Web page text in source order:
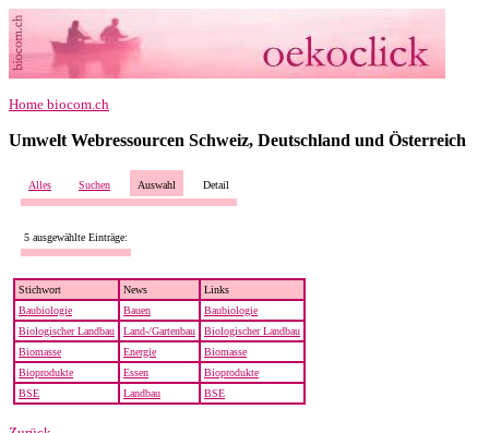
Home biocom.ch
Umwelt Webressourcen Schweiz, Deutschland und Österreich
Alles Suchen Auswahl Detail
5 ausgewählte Einträge:
Stichwort News
Links
Baubiologie
Bauen
Baubiologie
Biologischer Landbau
Land-/Gartenbau
Biologischer Landbau
Biomasse
Energie
Biomasse
Bioprodukte
Essen
Bioprodukte
BSE
Landbau BSE